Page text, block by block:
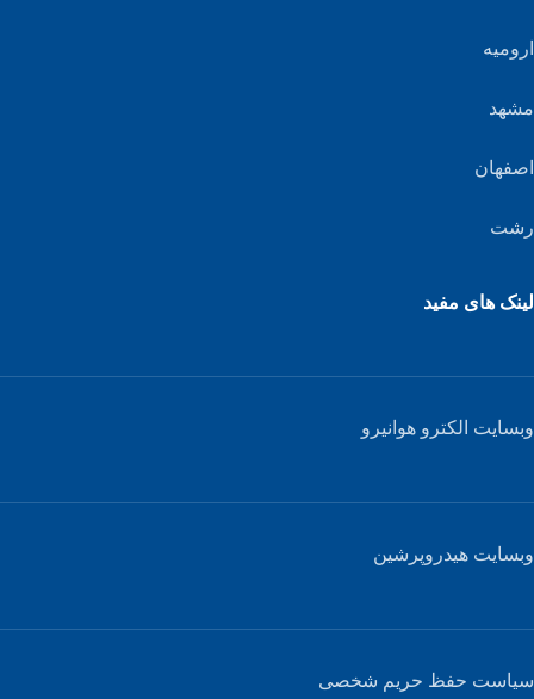
ارومیه
مشهد
اصفهان
رشت
لینک های مفید
وبسایت الکترو هوانیرو
وبسایت هیدروپرشین
سیاست حفظ حریم شخصی